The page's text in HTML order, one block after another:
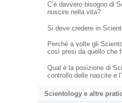
C’è davvero bisogno di
riuscire nella vita?
Si deve credere in
Perché a volte gli
così presi da quello che
Qual è la posizione di
controllo delle nascite e
Scientology e altre